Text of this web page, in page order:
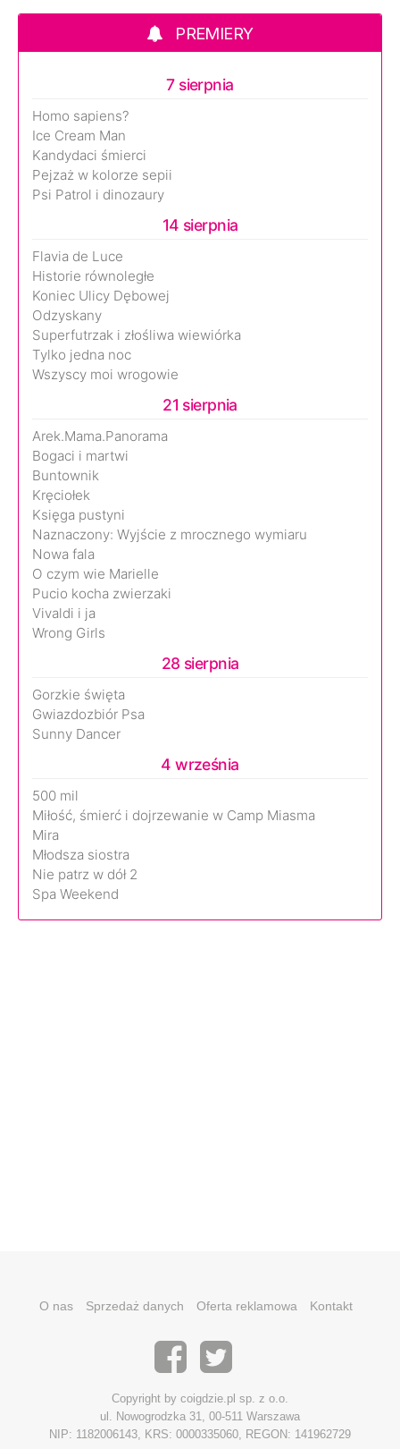
PREMIERY
7 sierpnia
Homo sapiens?
Ice Cream Man
Kandydaci śmierci
Pejzaż w kolorze sepii
Psi Patrol i dinozaury
14 sierpnia
Flavia de Luce
Historie równoległe
Koniec Ulicy Dębowej
Odzyskany
Superfutrzak i złośliwa wiewiórka
Tylko jedna noc
Wszyscy moi wrogowie
21 sierpnia
Arek.Mama.Panorama
Bogaci i martwi
Buntownik
Kręciołek
Księga pustyni
Naznaczony: Wyjście z mrocznego wymiaru
Nowa fala
O czym wie Marielle
Pucio kocha zwierzaki
Vivaldi i ja
Wrong Girls
28 sierpnia
Gorzkie święta
Gwiazdozbiór Psa
Sunny Dancer
4 września
500 mil
Miłość, śmierć i dojrzewanie w Camp Miasma
Mira
Młodsza siostra
Nie patrz w dół 2
Spa Weekend
O nas Sprzedaż danych Oferta reklamowa Kontakt
Copyright by coigdzie.pl sp. z o.o.
ul. Nowogrodzka 31, 00-511 Warszawa
NIP: 1182006143, KRS: 0000335060, REGON: 141962729